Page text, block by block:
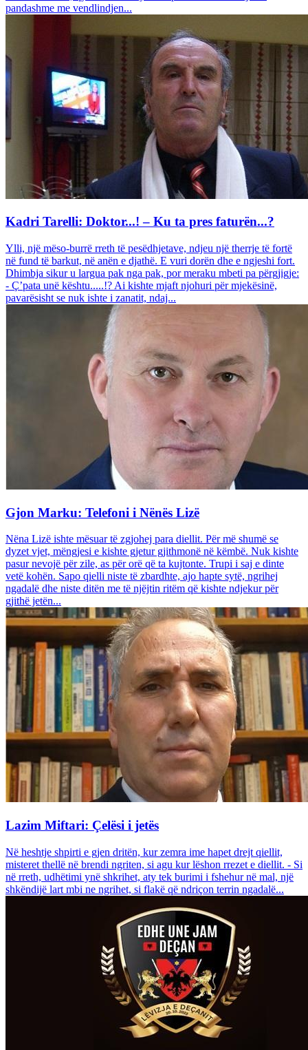
pandashme me vendlindjen...
Kadri Tarelli: Doktor...! – Ku ta pres faturën...?
Ylli, një mëso-burrë rreth të pesëdhjetave, ndjeu një therrje të fortë
në fund të barkut, në anën e djathë. E vuri dorën dhe e ngjeshi fort.
Dhimbja sikur u largua pak nga pak, por meraku mbeti pa përgjigje:
- Ç’pata unë kështu.....!? Ai kishte mjaft njohuri për mjekësinë,
pavarësisht se nuk ishte i zanatit, ndaj...
Gjon Marku: Telefoni i Nënës Lizë
Nëna Lizë ishte mësuar të zgjohej para diellit. Për më shumë se
dyzet vjet, mëngjesi e kishte gjetur gjithmonë në këmbë. Nuk kishte
pasur nevojë për zile, as për orë që ta kujtonte. Trupi i saj e dinte
vetë kohën. Sapo qielli niste të zbardhte, ajo hapte sytë, ngrihej
ngadalë dhe niste ditën me të njëjtin ritëm që kishte ndjekur për
gjithë jetën...
Lazim Miftari: Çelësi i jetës
Në heshtje shpirti e gjen dritën, kur zemra ime hapet drejt qiellit,
misteret thellë në brendi ngriten, si agu kur lëshon rrezet e diellit. - Si
në rreth, udhëtimi ynë shkrihet, aty tek burimi i fshehur në mal, një
shkëndijë lart mbi ne ngrihet, si flakë që ndriçon terrin ngadalë...